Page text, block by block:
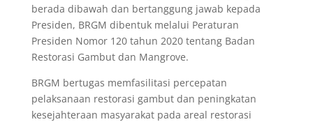
berada dibawah dan bertanggung jawab kepada
Presiden, BRGM dibentuk melalui Peraturan
Presiden Nomor 120 tahun 2020 tentang Badan
Restorasi Gambut dan Mangrove.
BRGM bertugas memfasilitasi percepatan
pelaksanaan restorasi gambut dan peningkatan
kesejahteraan masyarakat pada areal restorasi